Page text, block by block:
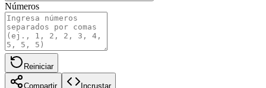
Números
Reiniciar
Compartir Incrustar